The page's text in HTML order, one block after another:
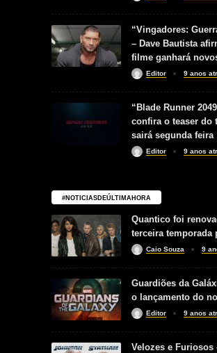
“Vingadores:
– Dave Bautista
filme ganhará
Editor 9 anos
“Blade Runner
confira o teaser do
sairá segunda feira
Editor 9 anos
#NOTICIASDEÚLTIMAHORA
Quantico foi
terceira temporada
Caio Souza 9
Guardiões da
o lançamento do
Editor 9 anos
Velozes e Furiosos